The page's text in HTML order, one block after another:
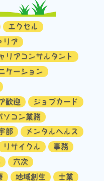
エクセル
リア
リアコンサルタント
ケーション
歓迎
ジョブカード
ソコン業務
部
メンタルヘルス
リサイクル
事務
六次
地域創生
士業